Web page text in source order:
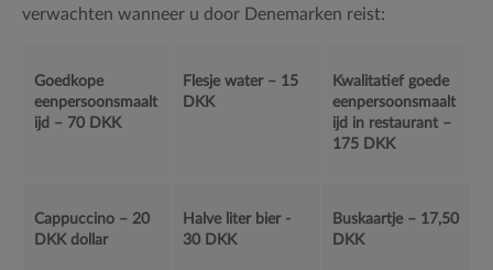
verwachten wanneer u door Denemarken reist:
Goedkope
eenpersoonsmaalt
ijd – 70 DKK
Flesje water – 15
DKK
Kwalitatief goede
eenpersoonsmaalt
ijd in restaurant –
175 DKK
Cappuccino – 20
DKK dollar
Halve liter bier -
30 DKK
Buskaartje – 17,50
DKK